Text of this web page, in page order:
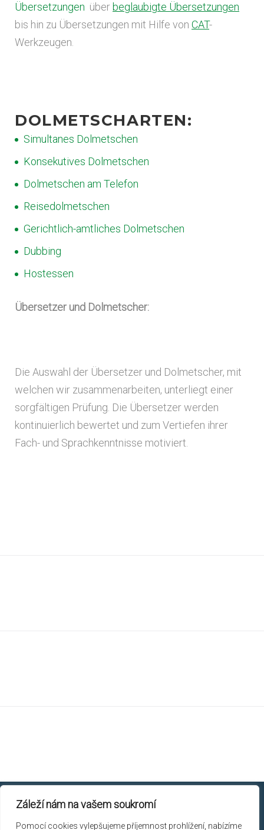
Záleží nám na vašem soukromí
Pomocí cookies vylepšujeme příjemnost prohlížení, nabízíme
Übersetzungen über beglaubigte Übersetzungen
bis hin zu Übersetzungen mit Hilfe von CAT-
Werkzeugen.
DOLMETSCHARTEN:
Simultanes Dolmetschen
Konsekutives Dolmetschen
Dolmetschen am Telefon
Reisedolmetschen
Gerichtlich-amtliches Dolmetschen
Dubbing
Hostessen
Übersetzer und Dolmetscher:
Die Auswahl der Übersetzer und Dolmetscher, mit
welchen wir zusammenarbeiten, unterliegt einer
sorgfältigen Prüfung. Die Übersetzer werden
kontinuierlich bewertet und zum Vertiefen ihrer
Fach- und Sprachkenntnisse motiviert.